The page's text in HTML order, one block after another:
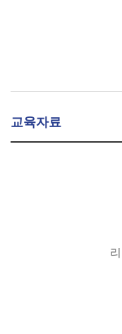
교육자료